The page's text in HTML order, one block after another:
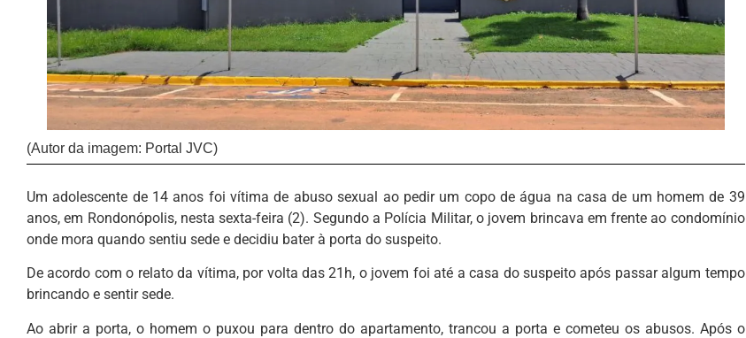
(Autor da imagem: Portal JVC)
Um adolescente de 14 anos foi vítima de abuso sexual ao pedir um copo de água na casa de um homem de 39
anos, em Rondonópolis, nesta sexta-feira (2). Segundo a Polícia Militar, o jovem brincava em frente ao condomínio
onde mora quando sentiu sede e decidiu bater à porta do suspeito.
De acordo com o relato da vítima, por volta das 21h, o jovem foi até a casa do suspeito após passar algum tempo
brincando e sentir sede.
Ao abrir a porta, o homem o puxou para dentro do apartamento, trancou a porta e cometeu os abusos. Após o